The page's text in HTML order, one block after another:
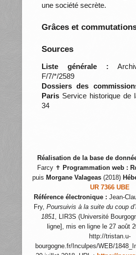
une société secrète.
Grâces et
Sources
Liste générale :
F/7/*/2589
Dossiers des
ParisService historique de
34
Réalisation de la base de
Farcy ✝ Programmation web :
puis Morgane Valageas (2018)
UR 7366 UBE
Référence électronique : Jean-
Fry, Poursuivis à la suite du coup
1851, LIR3S (Université
ligne], mis en ligne le 27 août
http://tristan.u-
bourgogne.fr/Inculpes/WEB/